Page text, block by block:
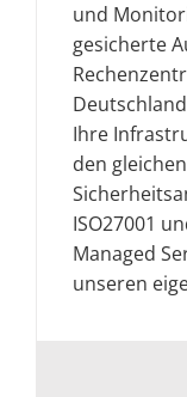
und
gesicherte
Ihre
den
ISO27001
Managed
unseren